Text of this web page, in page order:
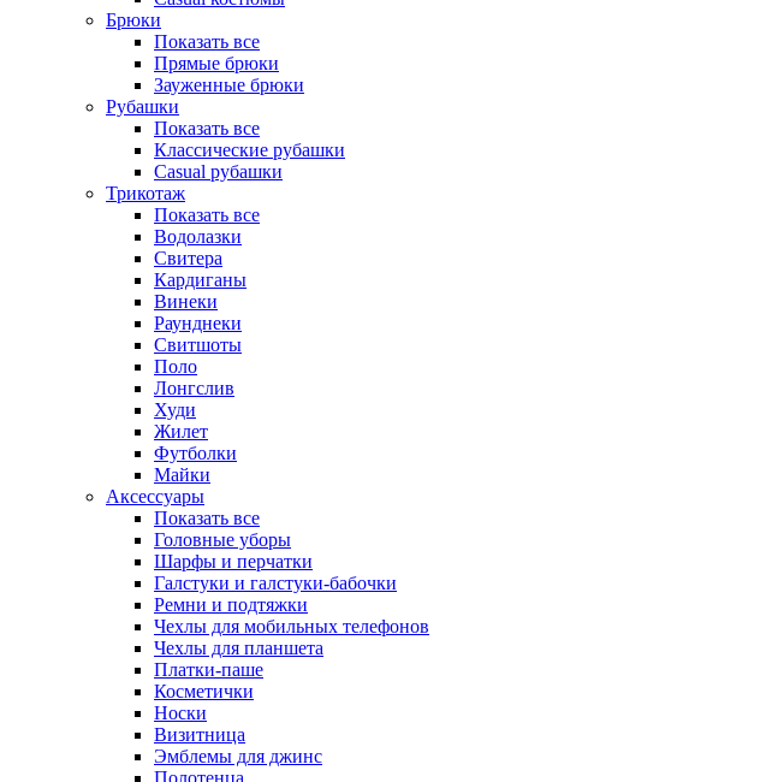
Брюки
Показать все
Прямые брюки
Зауженные брюки
Рубашки
Показать все
Классические рубашки
Casual рубашки
Трикотаж
Показать все
Водолазки
Свитера
Кардиганы
Винеки
Раунднеки
Свитшоты
Поло
Лонгслив
Худи
Жилет
Футболки
Майки
Аксессуары
Показать все
Головные уборы
Шарфы и перчатки
Галстуки и галстуки-бабочки
Ремни и подтяжки
Чехлы для мобильных телефонов
Чехлы для планшета
Платки-паше
Косметички
Носки
Визитница
Эмблемы для джинс
Полотенца